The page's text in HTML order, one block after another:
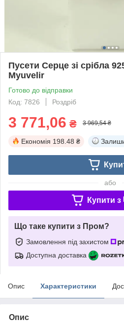
Пусети Серце зі срібла
Myuvelir
Готово до відправки
Код: 7826
Роздріб
3 771,06 ₴ 3 969,54 ₴
Економія 198.48 ₴
або
Купити з
Що таке купити з Пром?
Замовлення під захистом
Доступна доставка
Опис Характеристики
Опис